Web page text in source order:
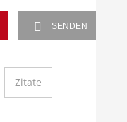
SENDEN
Zitate